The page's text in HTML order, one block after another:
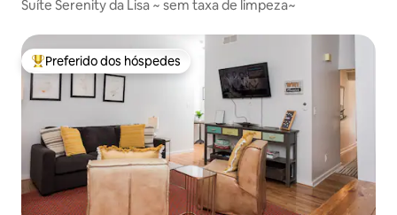
Suíte Serenity da Lisa ~ sem taxa de limpeza~
Entre os melhores preferidos dos hóspedes
Preferido dos hóspedes